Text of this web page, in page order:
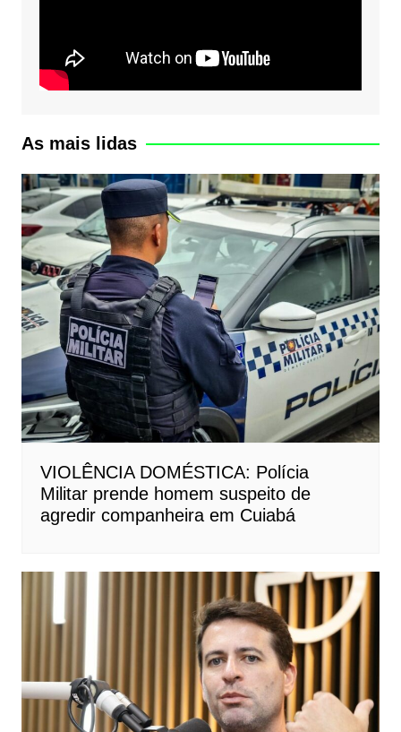
As mais lidas
VIOLÊNCIA DOMÉSTICA: Polícia
Militar prende homem suspeito de
agredir companheira em Cuiabá